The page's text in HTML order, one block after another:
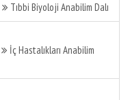
Tıbbi Biyoloji Anabilim Dalı
İç Hastalıkları Anabilim